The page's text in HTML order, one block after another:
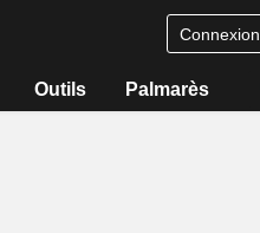
Connexion
Outils Palmarès